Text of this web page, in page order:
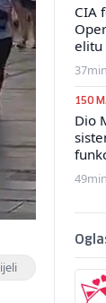
CIA
elitu
37min
150
Dio
49min